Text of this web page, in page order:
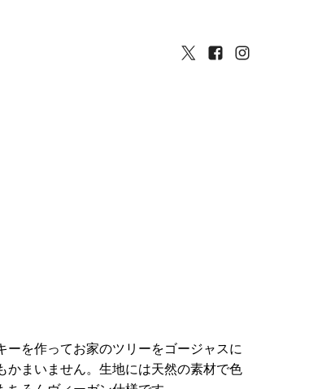
を作ってお家のツリーをゴージャスに
かまいません。生地には天然の素材で色